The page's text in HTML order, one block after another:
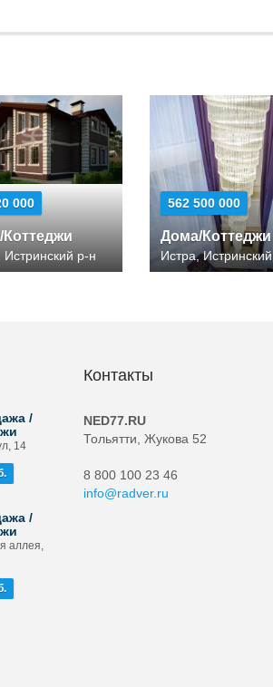
000
Истринский р-н
562 500 000
Дома/Коттеджи
Истра,
/
14
/
аллея,
Контакты
NED77.RU
Тольятти, Жукова 52
8 800 100 23 46
info@radver.ru